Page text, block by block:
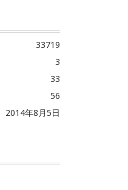
33719
3
33
56
2014年8月5日